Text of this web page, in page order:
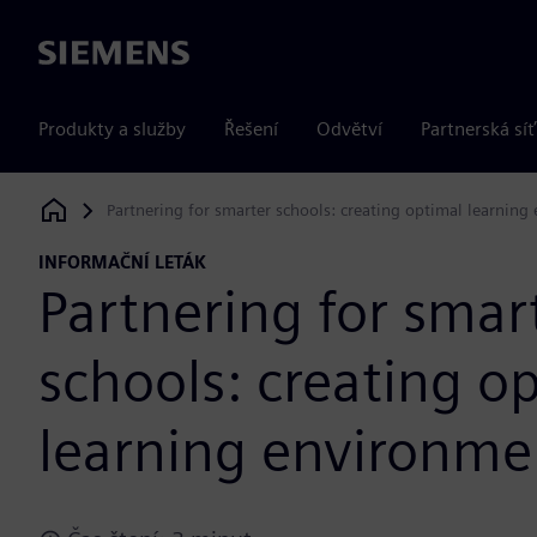
Siemens
Produkty a služby Řešení Odvětví Partnerská síť
Siemens Digital Industries Software
Partnering for smarter schools: creating optimal learning
INFORMAČNÍ LETÁK
Partnering for
schools: creating
learning